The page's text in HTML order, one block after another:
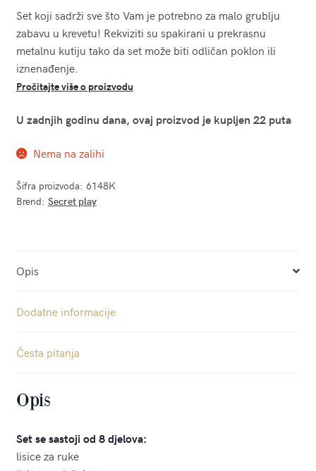
Set koji sadrži sve što Vam je potrebno za malo grublju
zabavu u krevetu! Rekviziti su spakirani u prekrasnu
metalnu kutiju tako da set može biti odličan poklon ili
iznenađenje.
Pročitajte više o proizvodu
U zadnjih godinu dana, ovaj proizvod je kupljen 22 puta
Nema na zalihi
Šifra proizvoda: 6148K
Brend: Secret play
Opis
Dodatne informacije
Česta pitanja
Opis
Set se sastoji od 8 djelova:
lisice za ruke